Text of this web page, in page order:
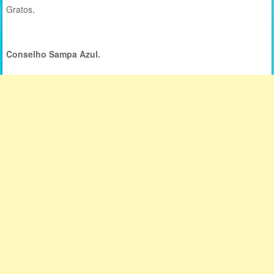
Gratos,
Conselho Sampa Azul.